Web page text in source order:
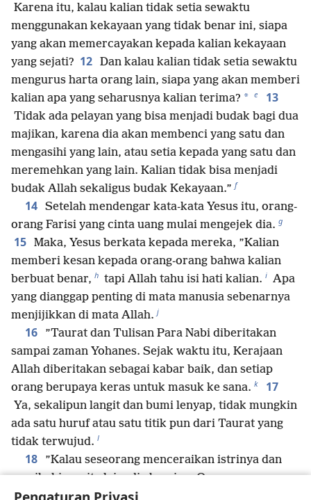
Karena itu, kalau kalian tidak setia sewaktu
menggunakan kekayaan yang tidak benar ini, siapa
yang akan memercayakan kepada kalian kekayaan
yang sejati? 12 Dan kalau kalian tidak setia sewaktu
mengurus harta orang lain, siapa yang akan memberi
kalian apa yang seharusnya kalian terima? * e 13
Tidak ada pelayan yang bisa menjadi budak bagi dua
majikan, karena dia akan membenci yang satu dan
mengasihi yang lain, atau setia kepada yang satu dan
meremehkan yang lain. Kalian tidak bisa menjadi
budak Allah sekaligus budak Kekayaan.” f
14 Setelah mendengar kata-kata Yesus itu, orang-
orang Farisi yang cinta uang mulai mengejek dia. g
15 Maka, Yesus berkata kepada mereka, ”Kalian
memberi kesan kepada orang-orang bahwa kalian
berbuat benar, h tapi Allah tahu isi hati kalian. i Apa
yang dianggap penting di mata manusia sebenarnya
menjijikkan di mata Allah. j
16
”Taurat dan Tulisan Para Nabi diberitakan
sampai zaman Yohanes. Sejak waktu itu, Kerajaan
Allah diberitakan sebagai kabar baik, dan setiap
orang berupaya keras untuk masuk ke sana. k 17
Ya, sekalipun langit dan bumi lenyap, tidak mungkin
ada satu huruf atau satu titik pun dari Taurat yang
tidak terwujud. l
18
”Kalau seseorang menceraikan istrinya dan
menikahi wanita lain, dia berzina. Orang yang
menikahi wanita yang diceraikan suaminya itu juga